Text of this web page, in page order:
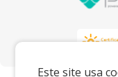
Este site usa